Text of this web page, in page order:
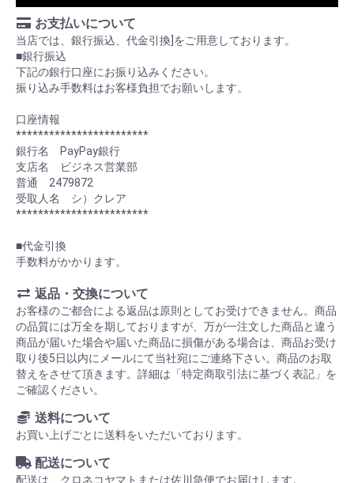
お支払いについて
当店では、銀行振込、代金引換]をご用意しております。
■銀行振込
下記の銀行口座にお振り込みください。
振り込み手数料はお客様負担でお願いします。
口座情報
************************
銀行名 PayPay銀行
支店名 ビジネス営業部
普通 2479872
受取人名 シ）クレア
************************
■代金引換
手数料がかかります。
返品・交換について
お客様のご都合による返品は原則としてお受けできません。商品
の品質には万全を期しておりますが、万が一注文した商品と違う
商品が届いた場合や届いた商品に損傷がある場合は、商品お受け
取り後5日以内にメールにて当社宛にご連絡下さい。商品のお取
替えをさせて頂きます。詳細は「特定商取引法に基づく表記」を
ご確認ください。
送料について
お買い上げごとに送料をいただいております。
配送について
配送は、クロネコヤマトまたは佐川急便でお届けします。